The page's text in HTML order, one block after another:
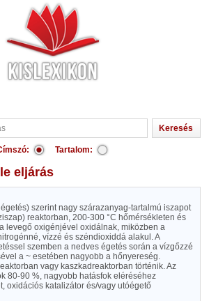
Tartalom:
eljárás
szerint nagy szárazanyag-tartalmú iszapot
reaktorban, 200-300 °C hőmérsékleten és
levegő oxigénjével oxidálnak, miközben a
vízzé és széndioxiddá alakul. A
szemben a nedves égetés során a vízgőzzé
a ~ esetében nagyobb a hőnyereség.
vagy kaszkadreaktorban történik. Az
80-90 %, nagyobb hatásfok eléréséhez
oxidációs katalizátor és/vagy utóégető